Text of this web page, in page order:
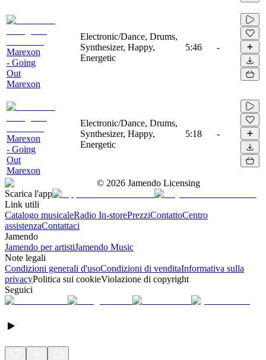
Marexon
- Going
Out
Marexon
Electronic/Dance, Drums,
Synthesizer, Happy,
Energetic
5:46 -
Marexon
- Going
Out
Marexon
Electronic/Dance, Drums,
Synthesizer, Happy,
Energetic
5:18 -
© 2026 Jamendo Licensing
Scarica l'app
Link utili
Catalogo musicaleRadio In-storePrezziContattoCentro
assistenzaContattaci
Jamendo
Jamendo per artistiJamendo Music
Note legali
Condizioni generali d'usoCondizioni di venditaInformativa sulla
privacyPolitica sui cookieViolazione di copyright
Seguici